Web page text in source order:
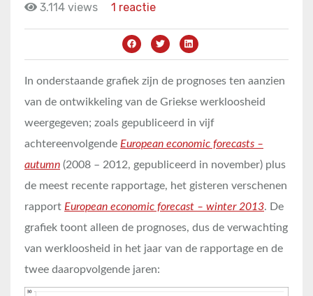
3.114 views
1 reactie
In onderstaande grafiek zijn de prognoses ten aanzien
van de ontwikkeling van de Griekse werkloosheid
weergegeven; zoals gepubliceerd in vijf
achtereenvolgende European economic forecasts –
autumn (2008 – 2012, gepubliceerd in november) plus
de meest recente rapportage, het gisteren verschenen
rapport European economic forecast – winter 2013. De
grafiek toont alleen de prognoses, dus de verwachting
van werkloosheid in het jaar van de rapportage en de
twee daaropvolgende jaren: